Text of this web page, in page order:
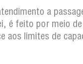
a
é feito por meio
aos limites de